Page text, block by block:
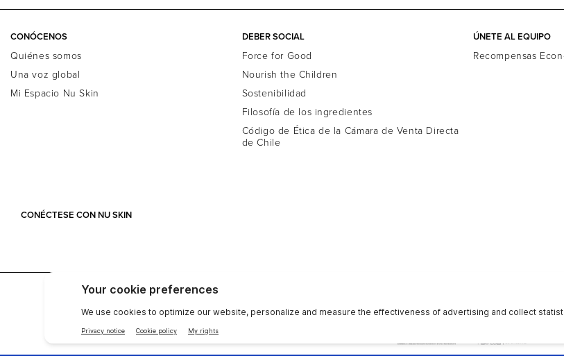
CONÓCENOS
Quiénes somos
Una voz global
Mi Espacio Nu Skin
DEBER SOCIAL
Force for Good
Nourish the Children
Sostenibilidad
Filosofía de los ingredientes
Código de Ética de la Cámara de Venta Directa
de Chile
ÚNETE AL EQUIPO
Recompensas
CONÉCTESE CON NU SKIN
Compañía